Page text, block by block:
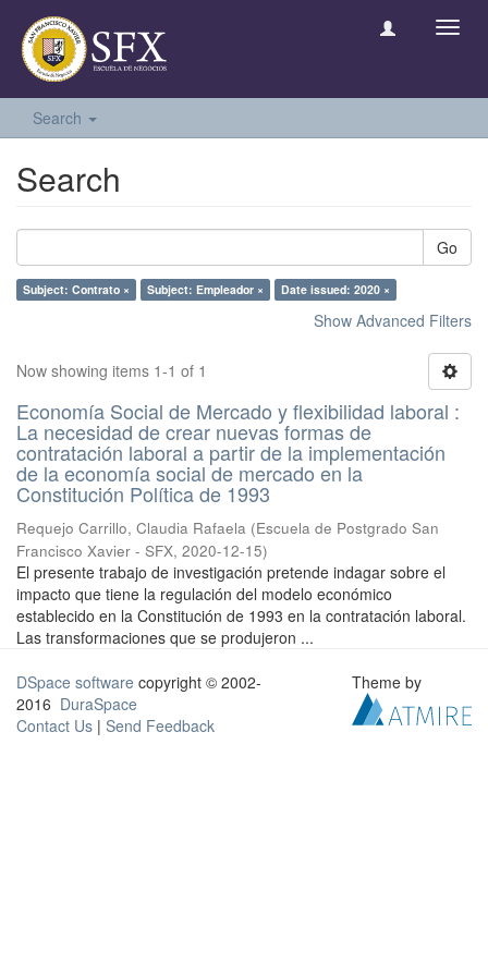
Search
Search
Go
Subject: Contrato × Subject: Empleador × Date issued: 2020 ×
Show Advanced Filters
Now showing items 1-1 of 1
Economía Social de Mercado y flexibilidad laboral :
La necesidad de crear nuevas formas de
contratación laboral a partir de la implementación
de la economía social de mercado en la
Constitución Política de 1993
Requejo Carrillo, Claudia Rafaela (Escuela de Postgrado San
Francisco Xavier - SFX, 2020-12-15)
El presente trabajo de investigación pretende indagar sobre el
impacto que tiene la regulación del modelo económico
establecido en la Constitución de 1993 en la contratación laboral.
Las transformaciones que se produjeron ...
DSpace software copyright © 2002-
2016 DuraSpace
Contact Us | Send Feedback
Theme by